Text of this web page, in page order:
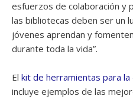
esfuerzos de colaboración y
las bibliotecas deben ser un
jóvenes aprendan y
durante toda la vida”.
El kit de herramientas para la
incluye ejemplos de las